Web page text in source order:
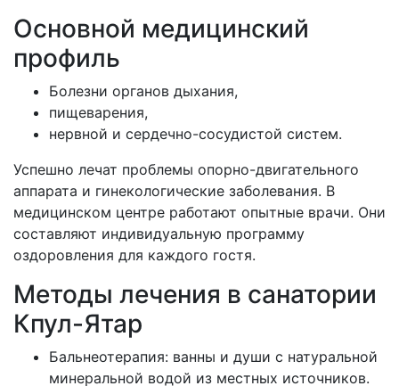
Основной медицинский
профиль
Болезни органов дыхания,
пищеварения,
нервной и сердечно-сосудистой систем.
Успешно лечат проблемы опорно-двигательного
аппарата и гинекологические заболевания. В
медицинском центре работают опытные врачи. Они
составляют индивидуальную программу
оздоровления для каждого гостя.
Методы лечения в санатории
Кпул-Ятар
Бальнеотерапия: ванны и души с натуральной
минеральной водой из местных источников.